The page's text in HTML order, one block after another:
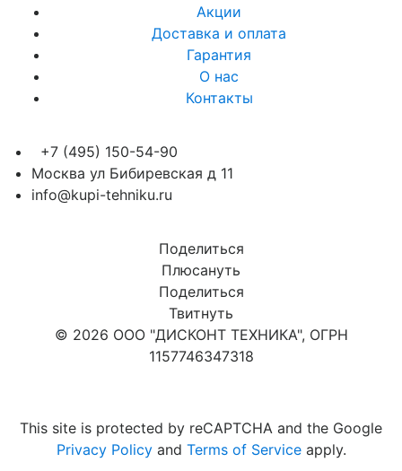
Акции
Доставка и оплата
Гарантия
О нас
Контакты
+7 (495) 150-54-90
Москва ул Бибиревская д 11
info@kupi-tehniku.ru
Поделиться
Плюсануть
Поделиться
Твитнуть
© 2026 ООО "ДИСКОНТ ТЕХНИКА", ОГРН
1157746347318
This site is protected by reCAPTCHA and the Google
Privacy Policyand Terms of Serviceapply.